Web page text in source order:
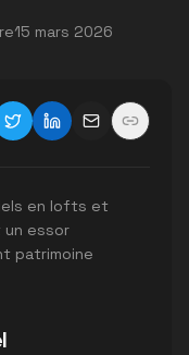
15 mars 2026
en lofts et
essor
patrimoine